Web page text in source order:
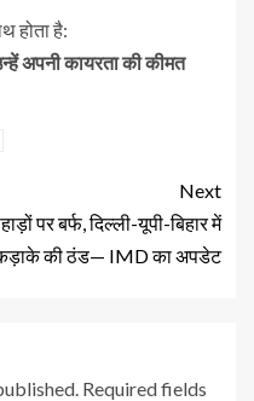
होता है:
अपनी कायरता की कीमत
Next
पर बर्फ, दिल्ली-यूपी-बिहार में
की ठंड— IMD का अपडेट
Required fields